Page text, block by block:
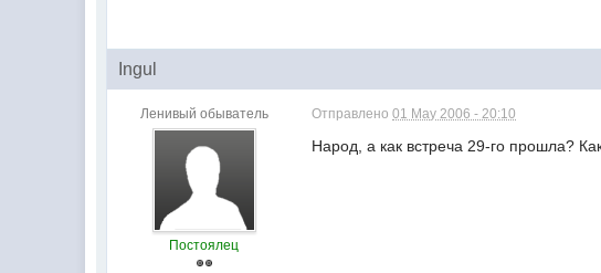
Ingul
Ленивый обыватель
Постоялец
Отправлено01 May 2006 - 20:10
Народ, а как встреча 29-го прошла?